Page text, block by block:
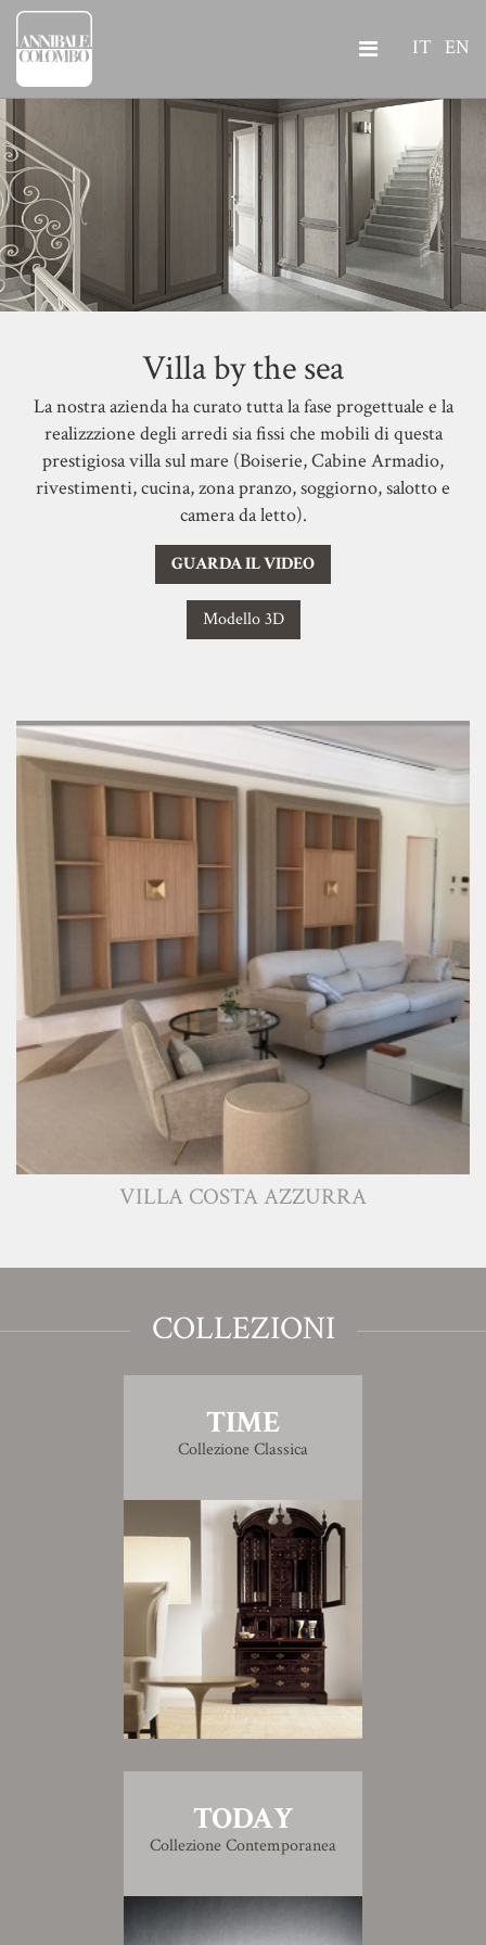
IT EN
Villa by the sea
La nostra azienda ha curato tutta la fase progettuale e la
realizzzione degli arredi sia fissi che mobili di questa
prestigiosa villa sul mare (Boiserie, Cabine Armadio,
rivestimenti, cucina, zona pranzo, soggiorno, salotto e
camera da letto).
GUARDA IL VIDEO
Modello 3D
VILLA COSTA AZZURRA
COLLEZIONI
TIME
Collezione Classica
TODAY
Collezione Contemporanea